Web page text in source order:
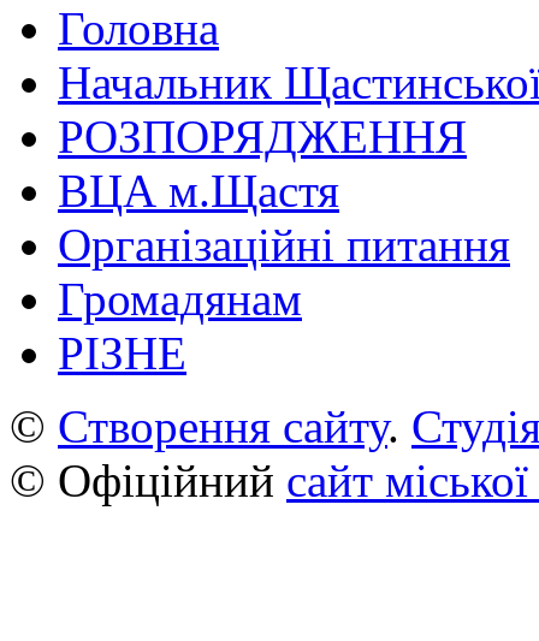
Головна
Начальник
РОЗПОРЯДЖЕННЯ
ВЦА м.Щастя
Організаційні питання
Громадянам
РІЗНЕ
© Створення сайту.
© Офіційний сайт